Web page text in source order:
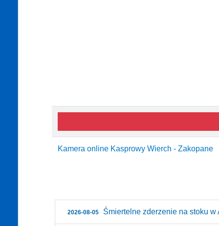
Kamera online Kasprowy Wierch - Zakopane
2026-08-05 Śmiertelne zderzenie na stoku w